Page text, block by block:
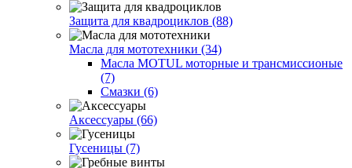
Защита для квадроциклов (88)
Масла для мототехники (34)
Масла MOTUL моторные и трансмиссионые
(7)
Смазки (6)
Аксессуары (66)
Гусеницы (7)